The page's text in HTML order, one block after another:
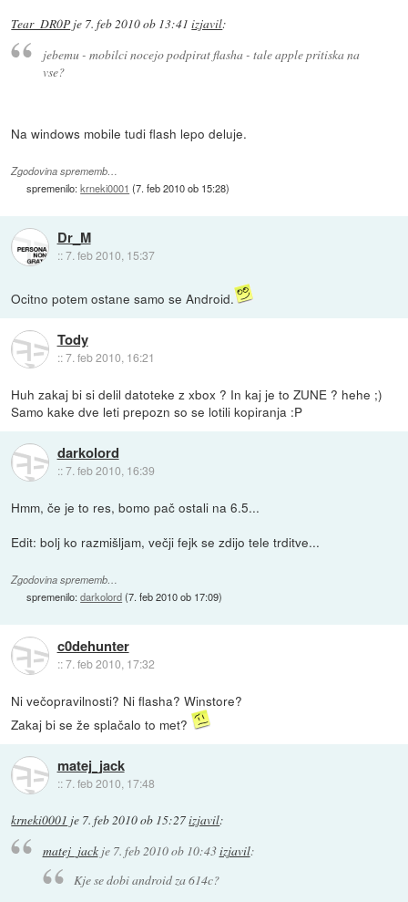
Tear_DR0P je 7. feb 2010 ob 13:41 izjavil:
jebemu - mobilci nocejo podpirat flasha - tale apple pritiska na
vse?
Na windows mobile tudi flash lepo deluje.
Zgodovina sprememb…
spremenilo:krneki0001 (7. feb 2010 ob 15:28)
Dr_M
::7. feb 2010, 15:37
Ocitno potem ostane samo se Android.
Tody
::7. feb 2010, 16:21
Huh zakaj bi si delil datoteke z xbox ? In kaj je to ZUNE ? hehe ;)
Samo kake dve leti prepozn so se lotili kopiranja :P
darkolord
::7. feb 2010, 16:39
Hmm, če je to res, bomo pač ostali na 6.5...
Edit: bolj ko razmišljam, večji fejk se zdijo tele trditve...
Zgodovina sprememb…
spremenilo:darkolord(7. feb 2010 ob 17:09)
c0dehunter
::7. feb 2010, 17:32
Ni večopravilnosti? Ni flasha? Winstore?
Zakaj bi se že splačalo to met?
matej_jack
::7. feb 2010, 17:48
krneki0001 je 7. feb 2010 ob 15:27izjavil:
matej_jackje 7. feb 2010 ob 10:43izjavil:
Kje se dobi android za 614c?